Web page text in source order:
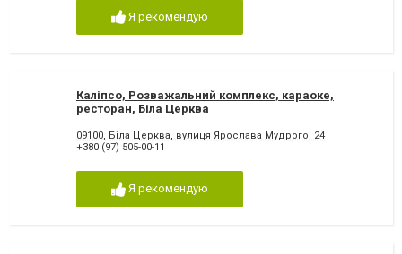
Я рекомендую
Каліпсо, Розважальний комплекс, караоке,
ресторан, Біла Церква
09100, Біла Церква, вулиця Ярослава Мудрого, 24
+380 (97) 505-00-11
Я рекомендую